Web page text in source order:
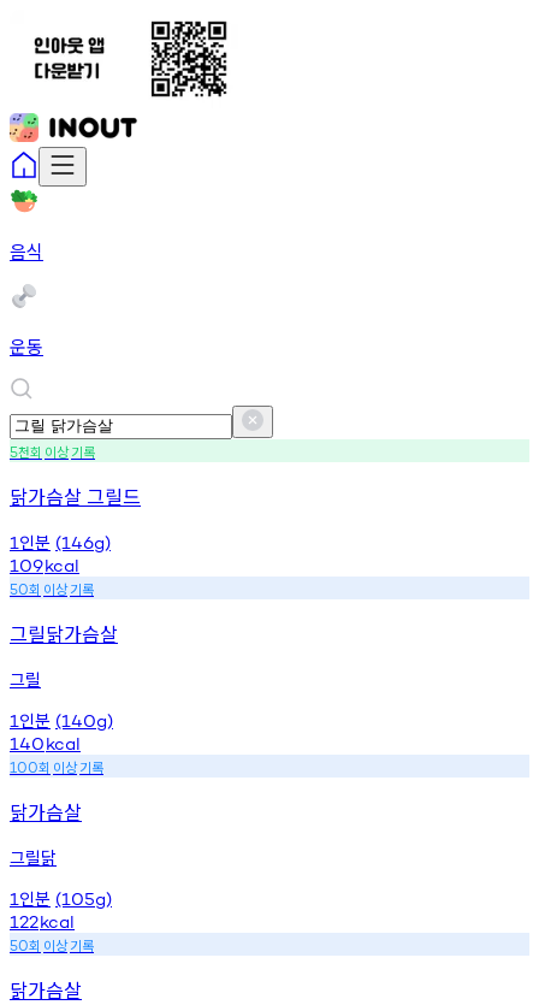
음식
운동
5천회 이상기록
닭가슴살 그릴드
1 인분 (146g)
109kcal
50회 이상기록
그릴닭가슴살
그릴
1 인분 (140g)
140kcal
100회 이상기록
닭가슴살
그릴닭
1 인분 (105g)
122kcal
50회 이상기록
닭가슴살